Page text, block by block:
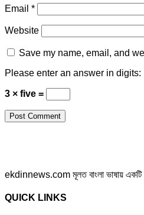
Email *
Website
Save my name, email, and
Please enter an answer in digits:
3 × five =
ekdinnews.com মূলত বাংলা ভাষায় একটি
QUICK LINKS